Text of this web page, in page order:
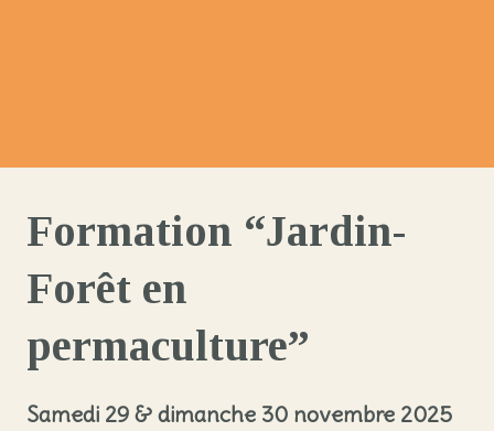
Formation “Jardin-
Forêt en
permaculture”
Samedi 29 & dimanche 30 novembre 2025